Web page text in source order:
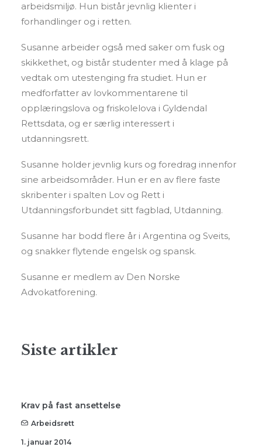
arbeidsmiljø. Hun bistår jevnlig klienter i
forhandlinger og i retten.
Susanne arbeider også med saker om fusk og
skikkethet, og bistår studenter med å klage på
vedtak om utestenging fra studiet. Hun er
medforfatter av lovkommentarene til
opplæringslova og friskolelova i Gyldendal
Rettsdata, og er særlig interessert i
utdanningsrett.
Susanne holder jevnlig kurs og foredrag innenfor
sine arbeidsområder. Hun er en av flere faste
skribenter i spalten Lov og Rett i
Utdanningsforbundet sitt fagblad, Utdanning.
Susanne har bodd flere år i Argentina og Sveits,
og snakker flytende engelsk og spansk.
Susanne er medlem av Den Norske
Advokatforening.
Siste artikler
Krav på fast ansettelse
Arbeidsrett
1. januar 2014